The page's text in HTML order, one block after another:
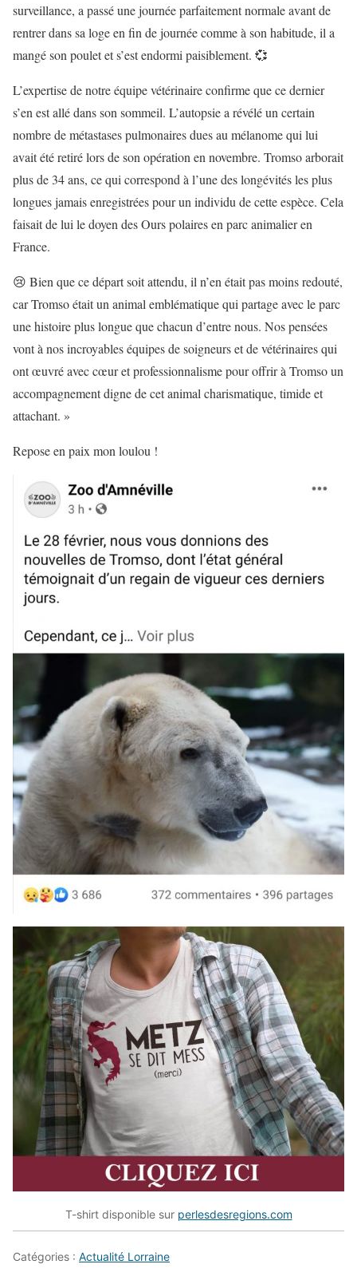
surveillance, a passé une journée parfaitement normale avant de
rentrer dans sa loge en fin de journée comme à son habitude, il a
mangé son poulet et s’est endormi paisiblement. 💞
L’expertise de notre équipe vétérinaire confirme que ce dernier
s’en est allé dans son sommeil. L’autopsie a révélé un certain
nombre de métastases pulmonaires dues au mélanome qui lui
avait été retiré lors de son opération en novembre. Tromso arborait
plus de 34 ans, ce qui correspond à l’une des longévités les plus
longues jamais enregistrées pour un individu de cette espèce. Cela
faisait de lui le doyen des Ours polaires en parc animalier en
France.
😢 Bien que ce départ soit attendu, il n’en était pas moins redouté,
car Tromso était un animal emblématique qui partage avec le parc
une histoire plus longue que chacun d’entre nous. Nos pensées
vont à nos incroyables équipes de soigneurs et de vétérinaires qui
ont œuvré avec cœur et professionnalisme pour offrir à Tromso un
accompagnement digne de cet animal charismatique, timide et
attachant. »
Repose en paix mon loulou !
T-shirt disponible sur perlesdesregions.com
Catégories : Actualité Lorraine